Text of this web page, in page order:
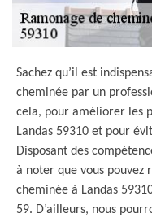
Sachez qu’il est
cheminée par un
cela, pour améliorer les
Landas 59310 et pour
Disposant des
à noter que vous
cheminée à Landas
59. D’ailleurs, nous